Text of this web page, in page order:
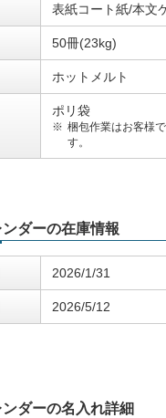
表紙コート紙/本文
50冊(23kg)
ホットメルト
ポリ袋
梱包作業はお客様
す。
ンダーの在庫情報
2026/1/31
2026/5/12
ンダーの名入れ詳細